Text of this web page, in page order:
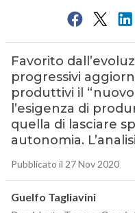
Favorito
progressivi
produttivi il
l’esigenza di
quella di lasciare
autonomia.
Pubblicato il 27 Nov 2020
Guelfo Tagliavini